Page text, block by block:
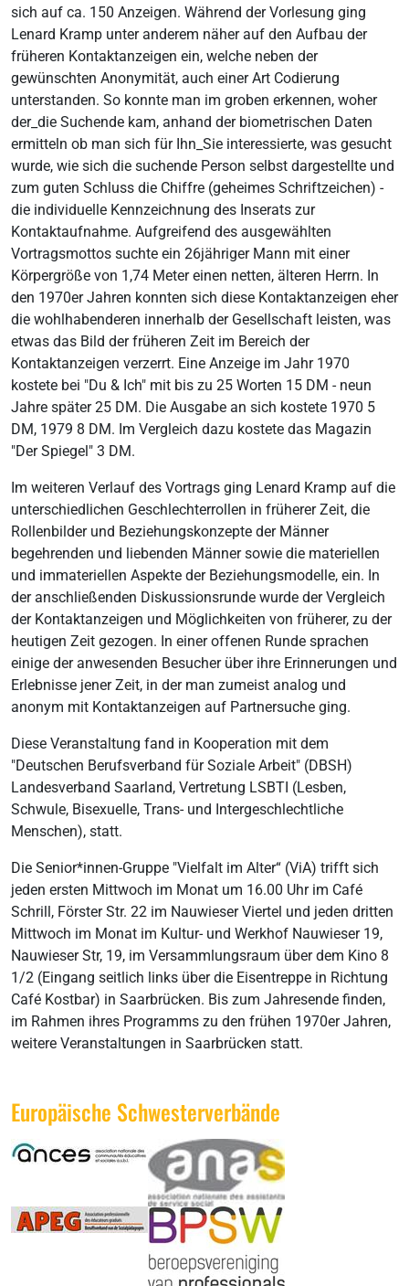
sich auf ca. 150 Anzeigen. Während der Vorlesung ging
Lenard Kramp unter anderem näher auf den Aufbau der
früheren Kontaktanzeigen ein, welche neben der
gewünschten Anonymität, auch einer Art Codierung
unterstanden. So konnte man im groben erkennen, woher
der_die Suchende kam, anhand der biometrischen Daten
ermitteln ob man sich für Ihn_Sie interessierte, was gesucht
wurde, wie sich die suchende Person selbst dargestellte und
zum guten Schluss die Chiffre (geheimes Schriftzeichen) -
die individuelle Kennzeichnung des Inserats zur
Kontaktaufnahme. Aufgreifend des ausgewählten
Vortragsmottos suchte ein 26jähriger Mann mit einer
Körpergröße von 1,74 Meter einen netten, älteren Herrn. In
den 1970er Jahren konnten sich diese Kontaktanzeigen eher
die wohlhabenderen innerhalb der Gesellschaft leisten, was
etwas das Bild der früheren Zeit im Bereich der
Kontaktanzeigen verzerrt. Eine Anzeige im Jahr 1970
kostete bei "Du & Ich" mit bis zu 25 Worten 15 DM - neun
Jahre später 25 DM. Die Ausgabe an sich kostete 1970 5
DM, 1979 8 DM. Im Vergleich dazu kostete das Magazin
"Der Spiegel" 3 DM.
Im weiteren Verlauf des Vortrags ging Lenard Kramp auf die
unterschiedlichen Geschlechterrollen in früherer Zeit, die
Rollenbilder und Beziehungskonzepte der Männer
begehrenden und liebenden Männer sowie die materiellen
und immateriellen Aspekte der Beziehungsmodelle, ein. In
der anschließenden Diskussionsrunde wurde der Vergleich
der Kontaktanzeigen und Möglichkeiten von früherer, zu der
heutigen Zeit gezogen. In einer offenen Runde sprachen
einige der anwesenden Besucher über ihre Erinnerungen und
Erlebnisse jener Zeit, in der man zumeist analog und
anonym mit Kontaktanzeigen auf Partnersuche ging.
Diese Veranstaltung fand in Kooperation mit dem
"Deutschen Berufsverband für Soziale Arbeit" (DBSH)
Landesverband Saarland, Vertretung LSBTI (Lesben,
Schwule, Bisexuelle, Trans- und Intergeschlechtliche
Menschen), statt.
Die Senior*innen-Gruppe "Vielfalt im Alter“ (ViA) trifft sich
jeden ersten Mittwoch im Monat um 16.00 Uhr im Café
Schrill, Förster Str. 22 im Nauwieser Viertel und jeden dritten
Mittwoch im Monat im Kultur- und Werkhof Nauwieser 19,
Nauwieser Str, 19, im Versammlungsraum über dem Kino 8
1/2 (Eingang seitlich links über die Eisentreppe in Richtung
Café Kostbar) in Saarbrücken. Bis zum Jahresende finden,
im Rahmen ihres Programms zu den frühen 1970er Jahren,
weitere Veranstaltungen in Saarbrücken statt.
Europäische Schwesterverbände